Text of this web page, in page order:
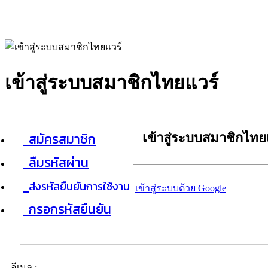
เข้าสู่ระบบสมาชิกไทยแวร์
สมัครสมาชิก
ลืมรหัสผ่าน
ส่งรหัสยืนยันการใช้งาน
กรอกรหัสยืนยัน
เข้าสู่ระบบสมาชิกไท
เข้าสู่ระบบด้วย Google